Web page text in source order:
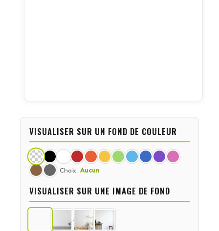
VISUALISER SUR UN FOND DE COULEUR
Choix : Aucun
VISUALISER SUR UNE IMAGE DE FOND